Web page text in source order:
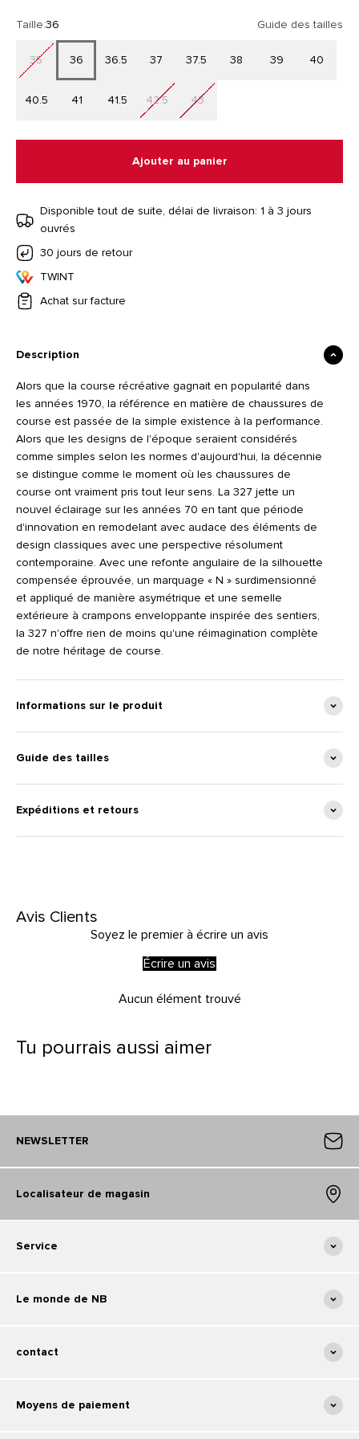
Taille:36 Guide des tailles
35 36 36.5 37 37.5 38 39 40
40.5 41 41.5 42.5 43
Ajouter au panier
Disponible tout de suite, délai de livraison: 1 à 3 jours
ouvrés
30 jours de retour
TWINT
Achat sur facture
Description
Alors que la course récréative gagnait en popularité dans
les années 1970, la référence en matière de chaussures de
course est passée de la simple existence à la performance.
Alors que les designs de l'époque seraient considérés
comme simples selon les normes d'aujourd'hui, la décennie
se distingue comme le moment où les chaussures de
course ont vraiment pris tout leur sens. La 327 jette un
nouvel éclairage sur les années 70 en tant que période
d'innovation en remodelant avec audace des éléments de
design classiques avec une perspective résolument
contemporaine. Avec une refonte angulaire de la silhouette
compensée éprouvée, un marquage « N » surdimensionné
et appliqué de manière asymétrique et une semelle
extérieure à crampons enveloppante inspirée des sentiers,
la 327 n'offre rien de moins qu'une réimagination complète
de notre héritage de course.
Informations sur le produit
Guide des tailles
Expéditions et retours
Avis Clients
Soyez le premier à écrire un avis
Écrire un avis
Aucun élément trouvé
Tu pourrais aussi aimer
NEWSLETTER
Localisateur de magasin
Service
Le monde de NB
contact
Moyens de paiement